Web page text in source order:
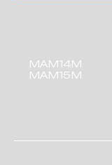
МАМ14М
МАМ15М